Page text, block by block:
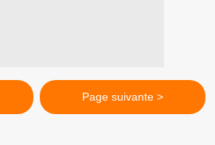
Page suivante >